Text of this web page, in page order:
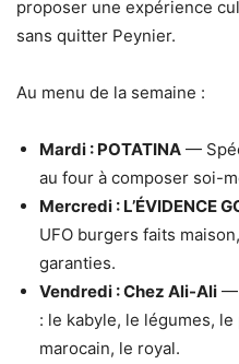
proposer une expérience
sans quitter Peynier.
Au menu de la semaine :
Mardi : POTATINA —
au four à composer soi-
Mercredi : L’ÉVIDENCE
UFO burgers faits
garanties.
Vendredi :Chez Ali-Ali —
: le kabyle, le légumes,
marocain, le royal.